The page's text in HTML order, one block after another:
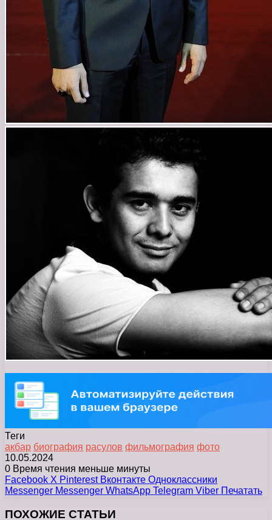
Теги
акбар биография расулов фильмография фото
10.05.2024
0 Время чтения меньше минуты
Facebook X Pinterest Вконтакте Одноклассники
Messenger Messenger WhatsApp Telegram Viber Печатать
ПОХОЖИЕ СТАТЬИ